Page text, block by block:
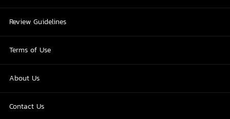
Review Guidelines
Terms of Use
About Us
Contact Us